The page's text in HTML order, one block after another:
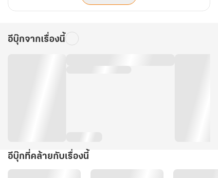
อีบุ๊กจากเรื่องนี้
อีบุ๊กที่คล้ายกับเรื่องนี้